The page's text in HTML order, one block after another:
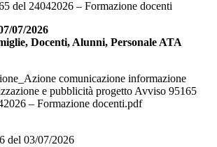
del 24042026 – Formazione docenti
07/2026
Docenti, Alunni, Personale ATA
comunicazione informazione
e pubblicità progetto Avviso 95165
– Formazione docenti.pdf
del 03/07/2026